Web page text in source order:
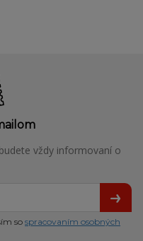
vždy informovaní o
sospracovaním osobných